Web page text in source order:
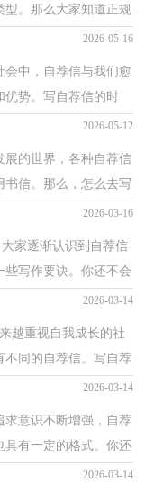
型。那么大家知道正规
学生...
2026-05-16
会中，自荐信与我们愈
优势。写自荐信的时
结尾呢？下面是...2026-05-12
展的世界，各种自荐信
信。那么，怎么去写
荐信10...
2026-03-16
家逐渐认识到自荐信
些写作要诀。你还不会
荐信...
2026-03-14
越重视自我成长的社
同的自荐信。写自荐
收集...
2026-03-14
求意识不断增强，自荐
具有一定的格式。你还
的大学...
2026-03-14